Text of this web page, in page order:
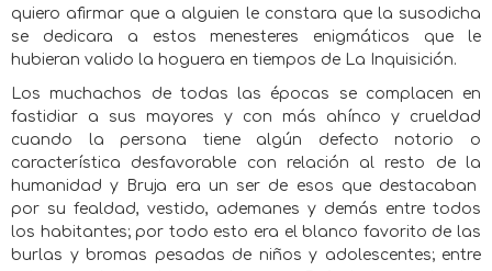
quiero afirmar que a alguien le constara que la susodicha
se dedicara a estos menesteres enigmáticos que le
hubieran valido la hoguera en tiempos de La Inquisición.
Los muchachos de todas las épocas se complacen en
fastidiar a sus mayores y con más ahínco y crueldad
cuando la persona tiene algún defecto notorio o
característica desfavorable con relación al resto de la
humanidad y Bruja era un ser de esos que destacaban
por su fealdad, vestido, ademanes y demás entre todos
los habitantes; por todo esto era el blanco favorito de las
burlas y bromas pesadas de niños y adolescentes; entre